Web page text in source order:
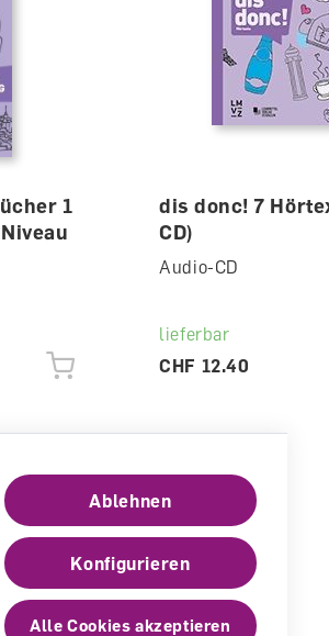
1
dis donc! 7
CD)
Audio-CD
lieferbar
CHF 12.40
Ablehnen
Konfigurieren
Alle Cookies akzeptieren